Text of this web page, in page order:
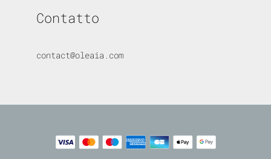
Contatto
contact@oleaia.com